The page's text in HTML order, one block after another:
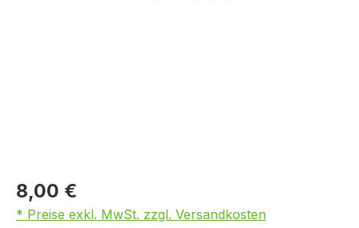
8,00 €
* Preise exkl. MwSt. zzgl. Versandkosten